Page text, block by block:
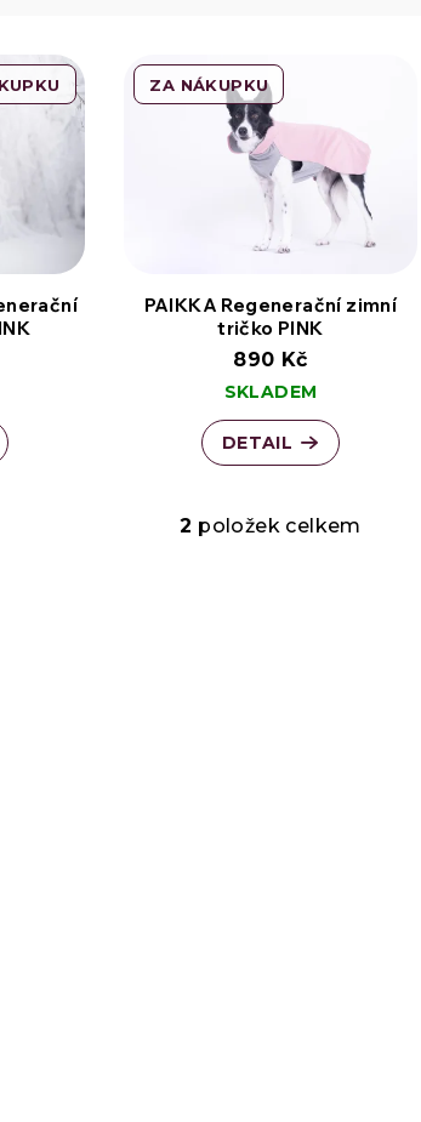
ZA NÁKUPKU
PAIKKA Regenerační zimní
tričko PINK
890 Kč
SKLADEM
DETAIL
2 položek celkem